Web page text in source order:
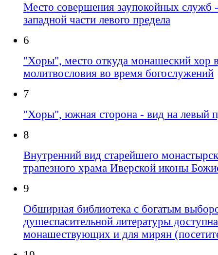
Место совершения заупокойных служб
западной части левого предела
6
"Хоры", место откуда монашеский хор
молитвословия во время богослужений
7
"Хоры", южная сторона - вид на левый
8
Внутренний вид старейшего
трапезного храма Иверской иконы
9
Обширная библиотека с богатым
душеспасительной литературы
монашествующих и для мирян